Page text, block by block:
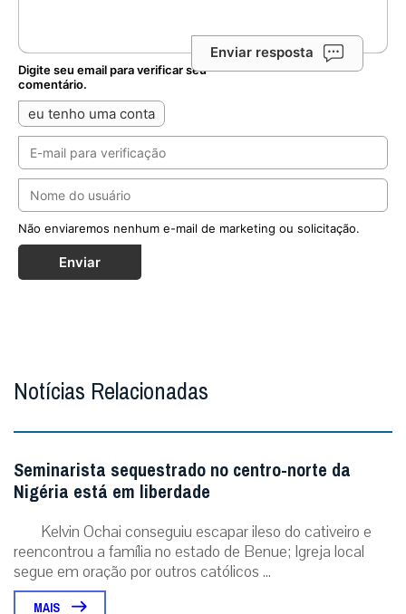
Enviar resposta
Digite seu email para verificar seu
comentário.
eu tenho uma conta
Não enviaremos nenhum e-mail de marketing ou solicitação.
Enviar
Notícias Relacionadas
Seminarista sequestrado no centro-norte da
Nigéria está em liberdade
Kelvin Ochai conseguiu escapar ileso do cativeiro e
reencontrou a família no estado de Benue; Igreja local
segue em oração por outros católicos ...
MAIS